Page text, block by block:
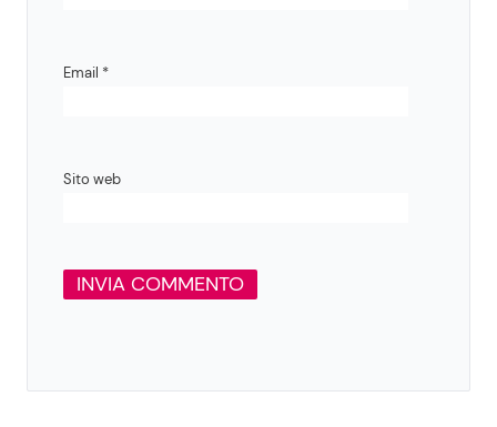
Email *
Sito web